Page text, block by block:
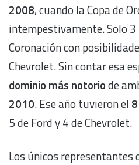
2008, cuando la Copa de
intempestivamente. Solo
Coronación con
Chevrolet. Sin contar esa
dominio más notoriode
2010. Ese año tuvieron el
5 de Ford y 4 de Chevrolet.
Los únicos representantes